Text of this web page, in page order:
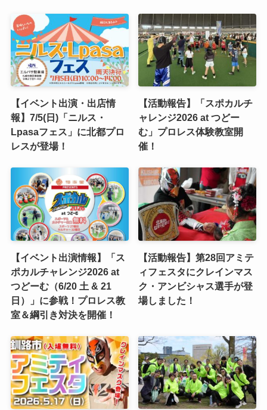
【イベント出演・出店情
報】7/5(日)「ニルス・
Lpasaフェス」に北都プロ
レスが登場！
​【活動報告】「スポカルチ
ャレンジ2026 at つどー
む」プロレス体験教室開
催！
【イベント出演情報】「ス
ポカルチャレンジ2026 at
つどーむ（6/20 土 & 21
日）」に参戦！プロレス教
室＆綱引き対決を開催！
【活動報告】第28回アミテ
ィフェスタにクレインマス
ク・アンビシャス選手が登
場しました！